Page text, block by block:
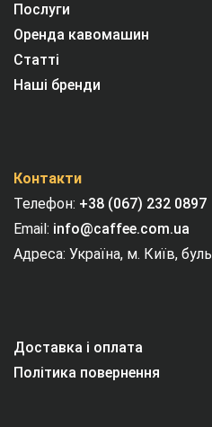
Послуги
Оренда кавомашин
Статті
Наші бренди
Контакти
Телефон: +38 (067) 232 0897
Email: info@caffee.com.ua
Адреса: Україна, м. Київ,
Доставка і оплата
Політика повернення